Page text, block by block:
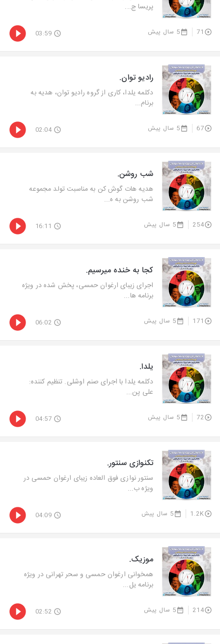
پریسا ج...
71 5 سال پیش 03:59
رادیو توان.
دكلمه یلدا، كاری از گروه رادیو توان، هدیه به
برنام...
67 5 سال پیش 02:04
شب روشن.
هدیه هات گوش كن به مناسبت تولد مجموعه
شب روشن به ه...
254 5 سال پیش 16:11
کجا به خنده میرسیم.
اجرای زیبای ارغوان حمسی، پخش شده در ویژه
برنامه ها...
171 5 سال پیش 06:02
یلدا.
دكلمه یلدا با اجرای صنم اوشلی. تنظیم کننده:
علی پن...
72 5 سال پیش 04:57
تکنوازی سنتور.
سنتور نوازی فوق العاده زیبای ارغوان حمسی در
ویژه ب...
1.2K 5 سال پیش 04:09
موزیک.
همخوانی ارغوان حمسی و سحر تهرانی در ویژه
برنامه یل...
214 5 سال پیش 02:52